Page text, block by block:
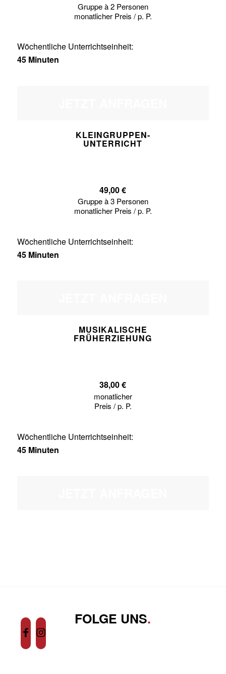
Gruppe à 2 Personen
monatlicher Preis / p. P.
Wöchentliche Unterrichtseinheit:
45 Minuten
KLEINGRUPPEN-
UNTERRICHT
49,00 €
Gruppe à 3 Personen
monatlicher Preis / p. P.
Wöchentliche Unterrichtseinheit:
45 Minuten
MUSIKALISCHE
FRÜHERZIEHUNG
38,00 €
monatlicher
Preis / p. P.
Wöchentliche Unterrichtseinheit:
45 Minuten
FOLGE UNS.